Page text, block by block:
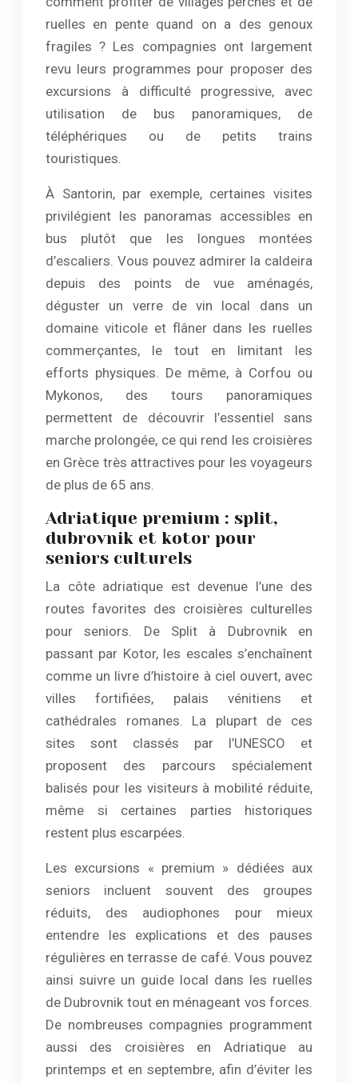
ruelles en pente quand on a des genoux
fragiles ? Les compagnies ont largement
revu leurs programmes pour proposer des
excursions à difficulté progressive, avec
utilisation de bus panoramiques, de
téléphériques ou de petits trains
touristiques.
À Santorin, par exemple, certaines visites
privilégient les panoramas accessibles en
bus plutôt que les longues montées
d’escaliers. Vous pouvez admirer la caldeira
depuis des points de vue aménagés,
déguster un verre de vin local dans un
domaine viticole et flâner dans les ruelles
commerçantes, le tout en limitant les
efforts physiques. De même, à Corfou ou
Mykonos, des tours panoramiques
permettent de découvrir l’essentiel sans
marche prolongée, ce qui rend les croisières
en Grèce très attractives pour les voyageurs
de plus de 65 ans.
Adriatique premium : split,
dubrovnik et kotor pour
seniors culturels
La côte adriatique est devenue l’une des
routes favorites des croisières culturelles
pour seniors. De Split à Dubrovnik en
passant par Kotor, les escales s’enchaînent
comme un livre d’histoire à ciel ouvert, avec
villes fortifiées, palais vénitiens et
cathédrales romanes. La plupart de ces
sites sont classés par l’UNESCO et
proposent des parcours spécialement
balisés pour les visiteurs à mobilité réduite,
même si certaines parties historiques
restent plus escarpées.
Les excursions « premium » dédiées aux
seniors incluent souvent des groupes
réduits, des audiophones pour mieux
entendre les explications et des pauses
régulières en terrasse de café. Vous pouvez
ainsi suivre un guide local dans les ruelles
de Dubrovnik tout en ménageant vos forces.
De nombreuses compagnies programment
aussi des croisières en Adriatique au
printemps et en septembre, afin d’éviter les